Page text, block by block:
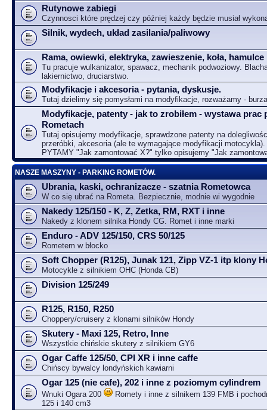
Rutynowe zabiegi
Czynnosci które prędzej czy później każdy będzie musiał
Silnik, wydech, układ zasilania/paliwowy
Rama, owiewki, elektryka, zawieszenie, koła, hamulce
Tu pracuje wulkanizator, spawacz, mechanik podwoziowy.
lakiernictwo, druciarstwo.
Modyfikacje i akcesoria - pytania, dyskusje.
Tutaj dzielimy się pomysłami na modyfikacje, rozważamy -
Modyfikacje, patenty - jak to zrobiłem - wystawa prac
Rometach
Tutaj opisujemy modyfikacje, sprawdzone patenty na
przeróbki, akcesoria (ale te wymagające modyfikacji
PYTAMY "Jak zamontować X?" tylko opisujemy "Jak
NASZE MASZYNY - PARKING ROMETÓW.
Ubrania, kaski, ochranizacze - szatnia Rometowca
W co się ubrać na Rometa. Bezpiecznie, modnie wi wygodnie
Nakedy 125/150 - K, Z, Zetka, RM, RXT i inne
Nakedy z klonem silnika Hondy CG. Romet i inne marki
Enduro - ADV 125/150, CRS 50/125
Rometem w błocko
Soft Chopper (R125), Junak 121, Zipp VZ-1 itp klony
Motocykle z silnikiem OHC (Honda CB)
Division 125/249
R125, R150, R250
Choppery/cruisery z klonami silników Hondy
Skutery - Maxi 125, Retro, Inne
Wszystkie chińskie skutery z silnikiem GY6
Ogar Caffe 125/50, CPI XR i inne caffe
Chińscy bywalcy londyńskich kawiarni
Ogar 125 (nie cafe), 202 i inne z poziomym cylindrem
Wnuki Ogara 200
Romety i inne z silnikem 139 FMB i
125 i 140 cm3